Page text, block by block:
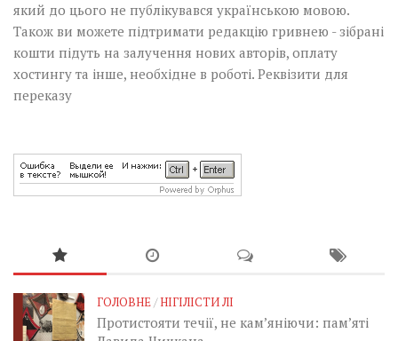
який до цього не публікувався українською мовою.
Також ви можете підтримати редакцію гривнею - зібрані
кошти підуть на залучення нових авторів, оплату
хостингу та інше, необхідне в роботі. Реквізити для
переказу
ГОЛОВНЕ/НІГІЛІСТИ ЛІ
Протистояти течії, не кам’яніючи: пам’яті